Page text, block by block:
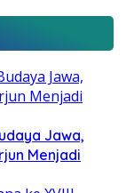
Jawa,
Menjadi